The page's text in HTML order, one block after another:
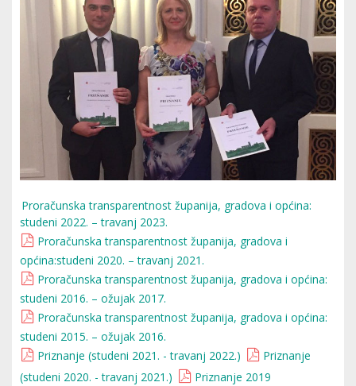
Proračunska transparentnost županija, gradova i općina:
studeni 2022. – travanj 2023.
Proračunska transparentnost županija, gradova i
općina:studeni 2020. – travanj 2021.
Proračunska transparentnost županija, gradova i općina:
studeni 2016. – ožujak 2017.
Proračunska transparentnost županija, gradova i općina:
studeni 2015. – ožujak 2016.
Priznanje (studeni 2021. - travanj 2022.)
Priznanje
(studeni 2020. - travanj 2021.)
Priznanje 2019